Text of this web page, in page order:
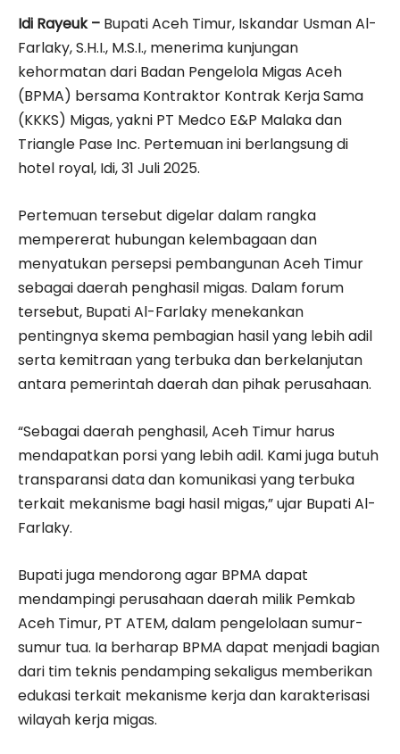
Idi Rayeuk – Bupati Aceh Timur, Iskandar Usman Al-
Farlaky, S.H.I., M.S.I., menerima kunjungan
kehormatan dari Badan Pengelola Migas Aceh
(BPMA) bersama Kontraktor Kontrak Kerja Sama
(KKKS) Migas, yakni PT Medco E&P Malaka dan
Triangle Pase Inc. Pertemuan ini berlangsung di
hotel royal, Idi, 31 Juli 2025.
Pertemuan tersebut digelar dalam rangka
mempererat hubungan kelembagaan dan
menyatukan persepsi pembangunan Aceh Timur
sebagai daerah penghasil migas. Dalam forum
tersebut, Bupati Al-Farlaky menekankan
pentingnya skema pembagian hasil yang lebih adil
serta kemitraan yang terbuka dan berkelanjutan
antara pemerintah daerah dan pihak perusahaan.
“Sebagai daerah penghasil, Aceh Timur harus
mendapatkan porsi yang lebih adil. Kami juga butuh
transparansi data dan komunikasi yang terbuka
terkait mekanisme bagi hasil migas,” ujar Bupati Al-
Farlaky.
Bupati juga mendorong agar BPMA dapat
mendampingi perusahaan daerah milik Pemkab
Aceh Timur, PT ATEM, dalam pengelolaan sumur-
sumur tua. Ia berharap BPMA dapat menjadi bagian
dari tim teknis pendamping sekaligus memberikan
edukasi terkait mekanisme kerja dan karakterisasi
wilayah kerja migas.